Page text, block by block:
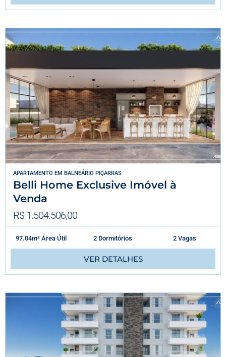
APARTAMENTO EM BALNEÁRIO PIÇARRAS
Belli Home Exclusive Imóvel à
Venda
R$ 1.504.506,00
97.04m² Área Útil 2 Dormitórios 2 Vagas
VER DETALHES